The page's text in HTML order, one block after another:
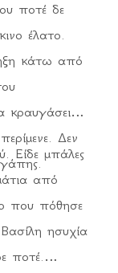
ποτέ δε
έλατο.
κάτω από
κραυγάσει
Δεν
Είδε μπάλες
από
που πόθησε
ησυχία
ποτέ.